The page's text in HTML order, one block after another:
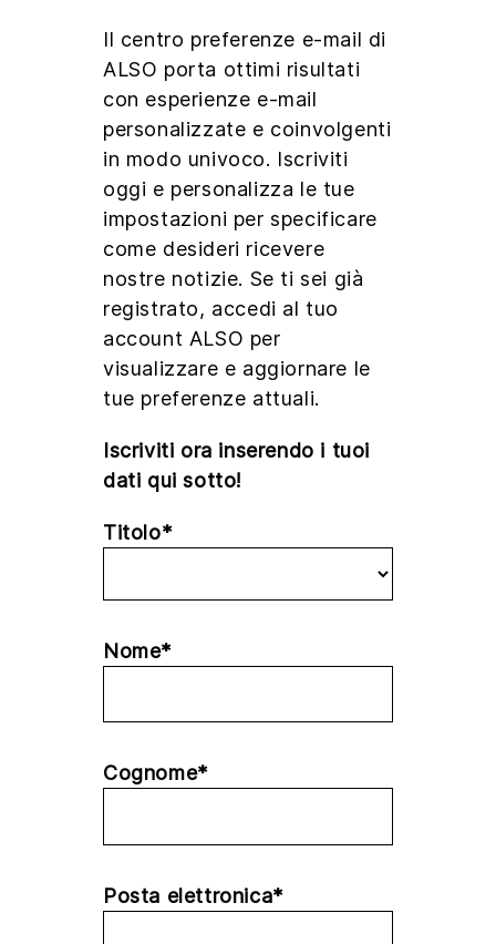
Il centro preferenze e-mail di
ALSO porta ottimi risultati
con esperienze e-mail
personalizzate e coinvolgenti
in modo univoco. Iscriviti
oggi e personalizza le tue
impostazioni per specificare
come desideri ricevere
nostre notizie. Se ti sei già
registrato, accedi al tuo
account ALSO per
visualizzare e aggiornare le
tue preferenze attuali.
Iscriviti ora inserendo i tuoi
dati qui sotto!
Titolo*
Nome*
Cognome*
Posta elettronica*